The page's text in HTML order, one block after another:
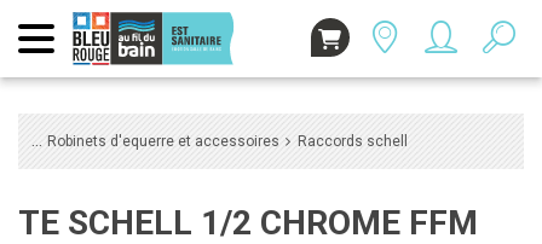
Robinets d'equerre et accessoires Raccords schell
TE SCHELL 1/2 CHROME FFM